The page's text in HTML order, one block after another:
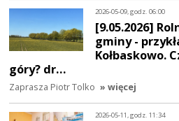
2026-05-09, godz. 06:00
[9.05.2026]
gminy -
Kołbaskowo.
góry? dr…
Zaprasza Piotr Tolko » więcej
2026-05-11, godz. 11:34